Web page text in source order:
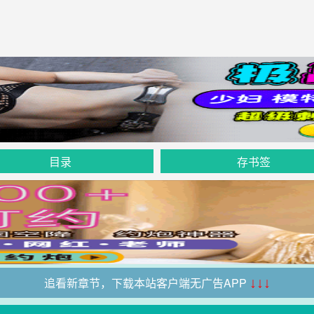
目录 存书签
追看新章节，下载本站客户端无广告APP ↓↓↓